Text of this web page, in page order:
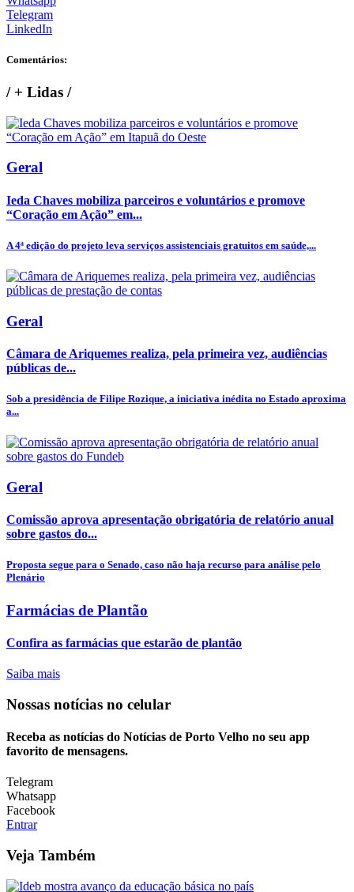
Telegram
LinkedIn
Comentários:
/+ Lidas /
Geral
Ieda Chaves mobiliza parceiros e voluntários e promove
“Coração em Ação” em...
A 4ª edição do projeto leva serviços assistenciais gratuitos em saúde,...
Geral
Câmara de Ariquemes realiza, pela primeira vez, audiências
públicas de...
Sob a presidência de Filipe Rozique, a iniciativa inédita no Estado aproxima
a...
Geral
Comissão aprova apresentação obrigatória de relatório anual
sobre gastos do...
Proposta segue para o Senado, caso não haja recurso para análise pelo
Plenário
Farmácias de Plantão
Confira as farmácias que estarão de plantão
Saiba mais
Nossas notícias no celular
Receba as notícias do Notícias de Porto Velho no seu app
favorito de mensagens.
Telegram
Whatsapp
Facebook
Entrar
Veja Também